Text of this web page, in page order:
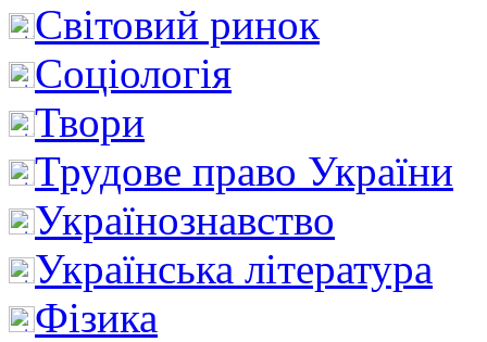
Світовий ринок
Соціологія
Твори
Трудове право України
Українознавство
Українська література
Фізика